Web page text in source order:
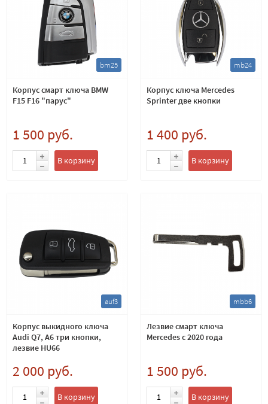
bm25
Корпус смарт ключа BMW
F15 F16 "парус"
1 500 руб.
В корзину
mb24
Корпус ключа Mercedes
Sprinter две кнопки
1 400 руб.
В корзину
auf3
Корпус выкидного ключа
Audi Q7, A6 три кнопки,
лезвие HU66
2 000 руб.
В корзину
mbb6
Лезвие смарт ключа
Mercedes c 2020 года
1 500 руб.
В корзину